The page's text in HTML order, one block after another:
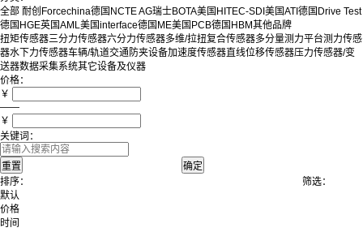
全部 耐创Forcechina德国NCTE AG瑞士BOTA美国HITEC-SDI 美国ATI 德国Drive Test
德国HGE英国AML美国interface德国ME美国PCB德国HBM其他品牌
扭矩传感器三分力传感器六分力传感器多维/拉扭复合传感器多分量测力平台测力传感
器水下力传感器车辆/轨道交通防夹设备加速度传感器直线位移传感器压力传感器/变
送器数据采集系统其它设备及仪器
价格：
￥
——
￥
关键词：
排序：
默认
价格
时间
筛选：